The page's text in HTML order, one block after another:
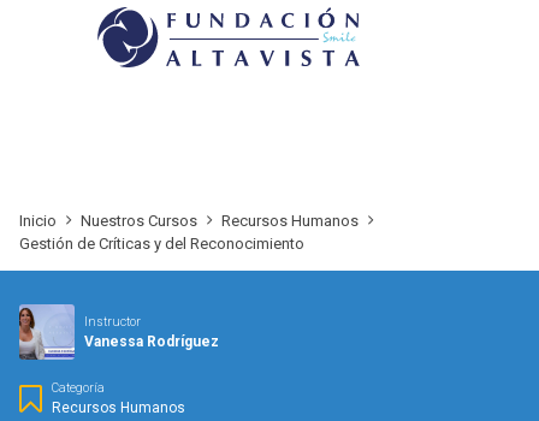
Inicio Nuestros Cursos
Recursos Humanos
Gestión de Críticas y del Reconocimiento
Instructor
Vanessa Rodríguez
Categoría
Recursos Humanos